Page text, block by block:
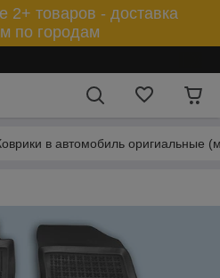
2+ товаров - доставка
по городам
в автомобиль оригиальные